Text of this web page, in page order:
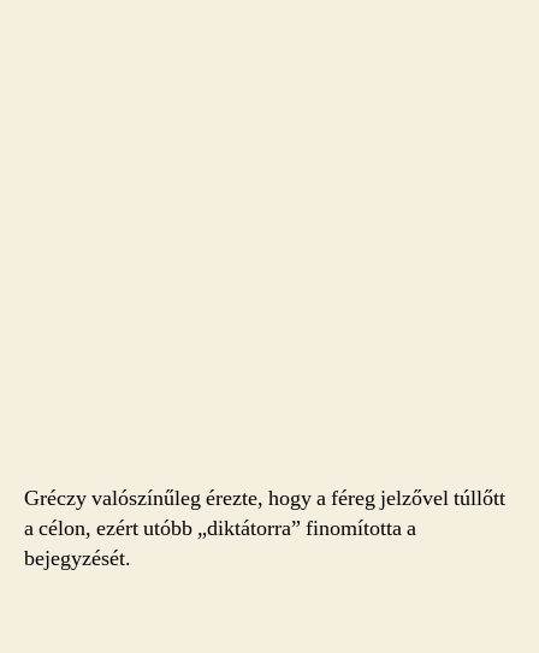
Gréczy valószínűleg érezte, hogy a féreg jelzővel túllőtt
a célon, ezért utóbb „diktátorra” finomította a
bejegyzését.